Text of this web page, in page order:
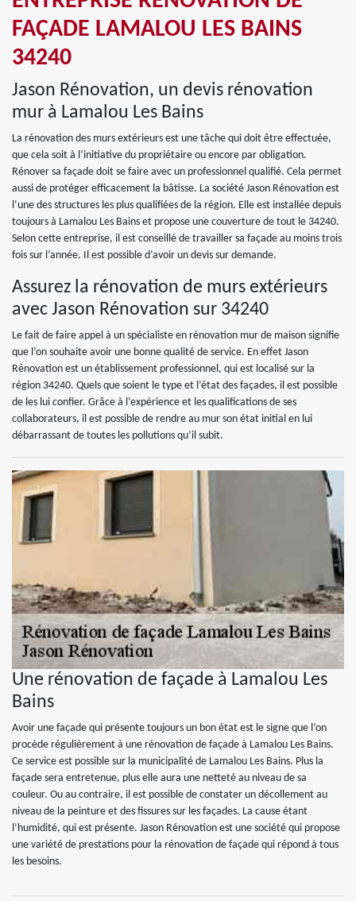
FAÇADE LAMALOU LES BAINS
34240
Jason Rénovation, un devis rénovation
mur à Lamalou Les Bains
La rénovation des murs extérieurs est une tâche qui doit être effectuée,
que cela soit à l’initiative du propriétaire ou encore par obligation.
Rénover sa façade doit se faire avec un professionnel qualifié. Cela permet
aussi de protéger efficacement la bâtisse. La société Jason Rénovation est
l’une des structures les plus qualifiées de la région. Elle est installée depuis
toujours à Lamalou Les Bains et propose une couverture de tout le 34240.
Selon cette entreprise, il est conseillé de travailler sa façade au moins trois
fois sur l’année. Il est possible d’avoir un devis sur demande.
Assurez la rénovation de murs extérieurs
avec Jason Rénovation sur 34240
Le fait de faire appel à un spécialiste en rénovation mur de maison signifie
que l’on souhaite avoir une bonne qualité de service. En effet Jason
Rénovation est un établissement professionnel, qui est localisé sur la
région 34240. Quels que soient le type et l’état des façades, il est possible
de les lui confier. Grâce à l’expérience et les qualifications de ses
collaborateurs, il est possible de rendre au mur son état initial en lui
débarrassant de toutes les pollutions qu’il subit.
Une rénovation de façade à Lamalou Les
Bains
Avoir une façade qui présente toujours un bon état est le signe que l’on
procède régulièrement à une rénovation de façade à Lamalou Les Bains.
Ce service est possible sur la municipalité de Lamalou Les Bains. Plus la
façade sera entretenue, plus elle aura une netteté au niveau de sa
couleur. Ou au contraire, il est possible de constater un décollement au
niveau de la peinture et des fissures sur les façades. La cause étant
l’humidité, qui est présente. Jason Rénovation est une société qui propose
une variété de prestations pour la rénovation de façade qui répond à tous
les besoins.